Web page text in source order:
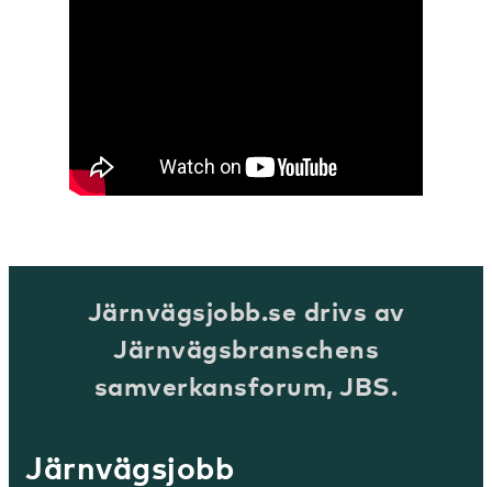
Järnvägsjobb.se drivs av
Järnvägsbranschens
samverkansforum, JBS.
Järnvägsjobb